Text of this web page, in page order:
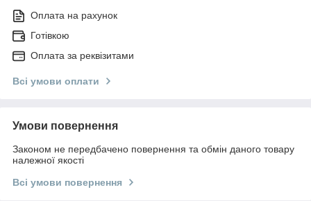
Оплата на рахунок
Готівкою
Оплата за реквізитами
Всі умови оплати
Умови повернення
Законом не передбачено повернення та обмін даного товару
належної якості
Всі умови повернення